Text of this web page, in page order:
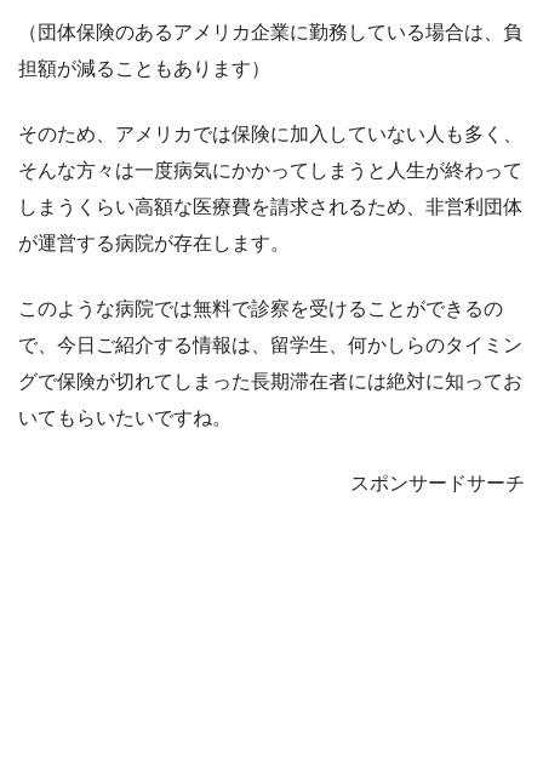
（団体保険のあるアメリカ企業に勤務している場合は、負
担額が減ることもあります）
そのため、アメリカでは保険に加入していない人も多く、
そんな方々は一度病気にかかってしまうと人生が終わって
しまうくらい高額な医療費を請求されるため、非営利団体
が運営する病院が存在します。
このような病院では無料で診察を受けることができるの
で、今日ご紹介する情報は、留学生、何かしらのタイミン
グで保険が切れてしまった長期滞在者には絶対に知ってお
いてもらいたいですね。
スポンサードサーチ